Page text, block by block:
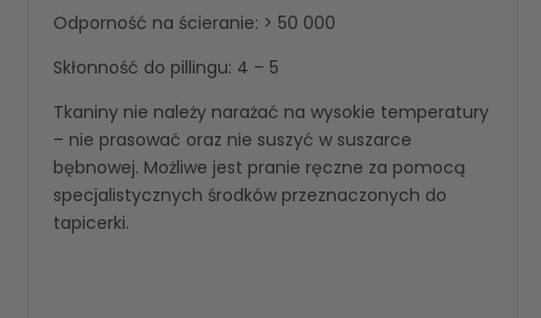
Odporność na ścieranie: > 50 000
Skłonność do pillingu: 4 – 5
Tkaniny nie należy narażać na wysokie temperatury
– nie prasować oraz nie suszyć w suszarce
bębnowej. Możliwe jest pranie ręczne za pomocą
specjalistycznych środków przeznaczonych do
tapicerki.